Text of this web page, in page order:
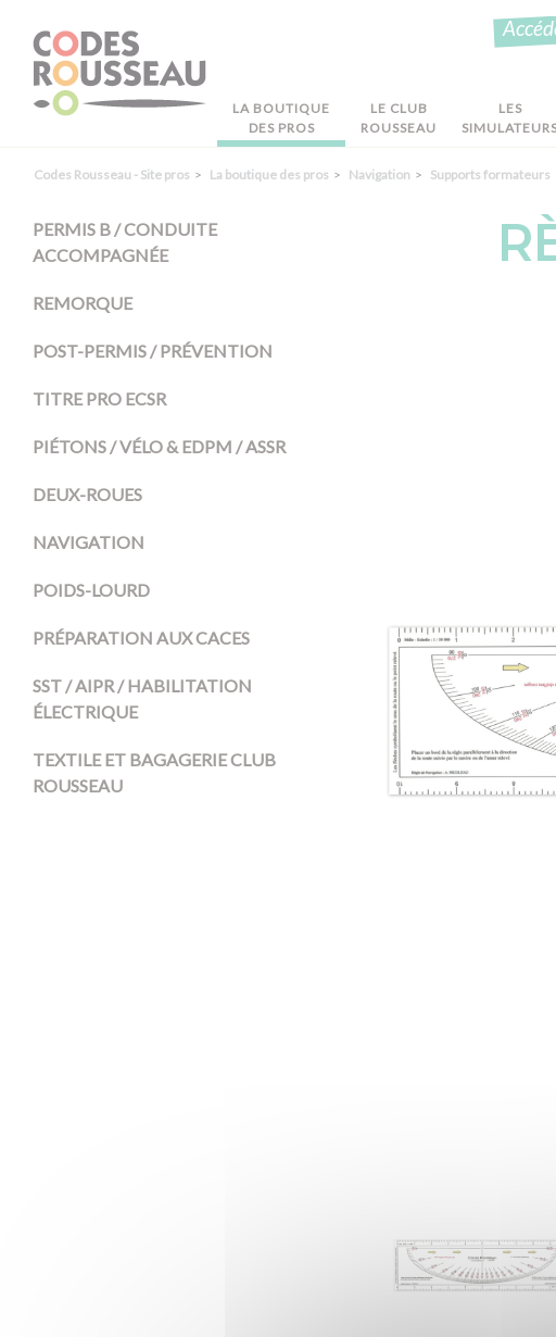
LA BOUTIQUE
DES PROS
LE CLUB
ROUSSEAU
LES
Codes Rousseau - Site pros La boutique des pros Navigation Supports formateurs
PERMIS B / CONDUITE
ACCOMPAGNÉE
REMORQUE
POST-PERMIS / PRÉVENTION
TITRE PRO ECSR
PIÉTONS / VÉLO & EDPM / ASSR
DEUX-ROUES
NAVIGATION
POIDS-LOURD
PRÉPARATION AUX CACES
SST / AIPR / HABILITATION
ÉLECTRIQUE
TEXTILE ET BAGAGERIE CLUB
ROUSSEAU